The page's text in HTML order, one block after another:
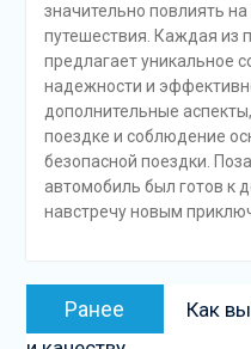
значительно повлиять
путешествия. Каждая из
предлагает уникальное
надежности и
дополнительные
поездке и соблюдение
безопасной поездки.
автомобиль был готов к
навстречу новым
Навигация
Ранее
запись:
Как